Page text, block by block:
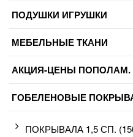
ПОДУШКИ ИГРУШКИ
МЕБЕЛЬНЫЕ ТКАНИ
АКЦИЯ-ЦЕНЫ ПОПОЛАМ.
ГОБЕЛЕНОВЫЕ
ПОКРЫВАЛА 1,5 СП.